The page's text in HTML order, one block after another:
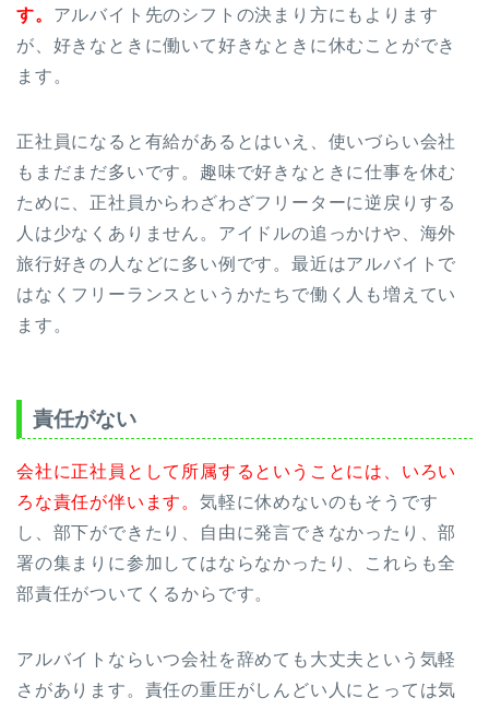
す。 アルバイト先のシフトの決まり方にもよります
が、好きなときに働いて好きなときに休むことができ
ます。
正社員になると有給があるとはいえ、使いづらい会社
もまだまだ多いです。趣味で好きなときに仕事を休む
ために、正社員からわざわざフリーターに逆戻りする
人は少なくありません。アイドルの追っかけや、海外
旅行好きの人などに多い例です。最近はアルバイトで
はなくフリーランスというかたちで働く人も増えてい
ます。
責任がない
会社に正社員として所属するということには、いろい
ろな責任が伴います。 気軽に休めないのもそうです
し、部下ができたり、自由に発言できなかったり、部
署の集まりに参加してはならなかったり、これらも全
部責任がついてくるからです。
アルバイトならいつ会社を辞めても大丈夫という気軽
さがあります。責任の重圧がしんどい人にとっては気